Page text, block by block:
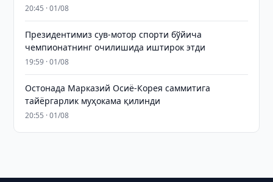
20:45 · 01/08
Президентимиз сув-мотор спорти бўйича
чемпионатнинг очилишида иштирок этди
19:59 · 01/08
Остонада Марказий Осиё-Корея саммитига
тайёргарлик муҳокама қилинди
20:55 · 01/08